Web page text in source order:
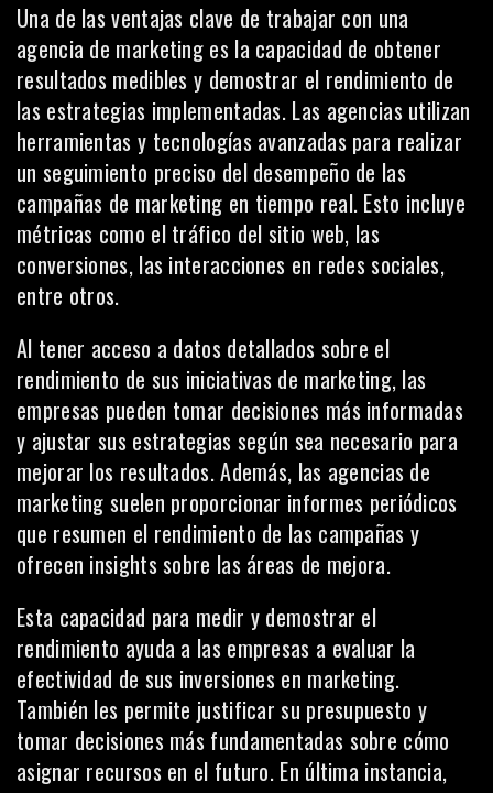
Una de las ventajas clave de trabajar con una
agencia de marketing es la capacidad de obtener
resultados medibles y demostrar el rendimiento de
las estrategias implementadas. Las agencias utilizan
herramientas y tecnologías avanzadas para realizar
un seguimiento preciso del desempeño de las
campañas de marketing en tiempo real. Esto incluye
métricas como el tráfico del sitio web, las
conversiones, las interacciones en redes sociales,
entre otros.
Al tener acceso a datos detallados sobre el
rendimiento de sus iniciativas de marketing, las
empresas pueden tomar decisiones más informadas
y ajustar sus estrategias según sea necesario para
mejorar los resultados. Además, las agencias de
marketing suelen proporcionar informes periódicos
que resumen el rendimiento de las campañas y
ofrecen insights sobre las áreas de mejora.
Esta capacidad para medir y demostrar el
rendimiento ayuda a las empresas a evaluar la
efectividad de sus inversiones en marketing.
También les permite justificar su presupuesto y
tomar decisiones más fundamentadas sobre cómo
asignar recursos en el futuro. En última instancia,